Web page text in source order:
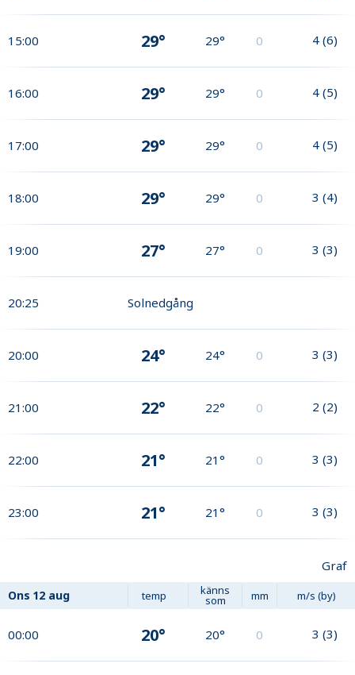
15:00 29° 29° 0 4 (6)
16:00 29° 29° 0 4 (5)
17:00 29° 29° 0 4 (5)
18:00 29° 29° 0 3 (4)
19:00 27° 27° 0 3 (3)
20:25 Solnedgång
20:00 24° 24° 0 3 (3)
21:00 22° 22° 0 2 (2)
22:00 21° 21° 0 3 (3)
23:00 21° 21° 0 3 (3)
Graf
Ons 12 aug temp känns
som mm m/s (by)
00:00 20° 20° 0 3 (3)